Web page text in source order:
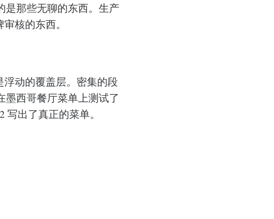
是那些无聊的东西。生产
核的东西。
动的覆盖层。密集的段
墨西哥餐厅菜单上测试了
出了真正的菜单。